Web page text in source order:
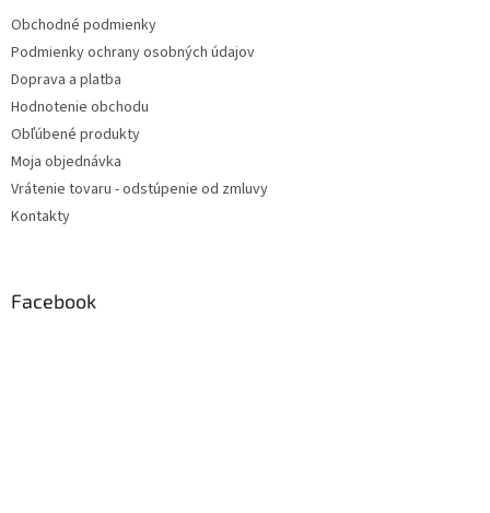
Obchodné podmienky
Podmienky ochrany osobných údajov
Doprava a platba
Hodnotenie obchodu
Obľúbené produkty
Moja objednávka
Vrátenie tovaru - odstúpenie od zmluvy
Kontakty
Facebook